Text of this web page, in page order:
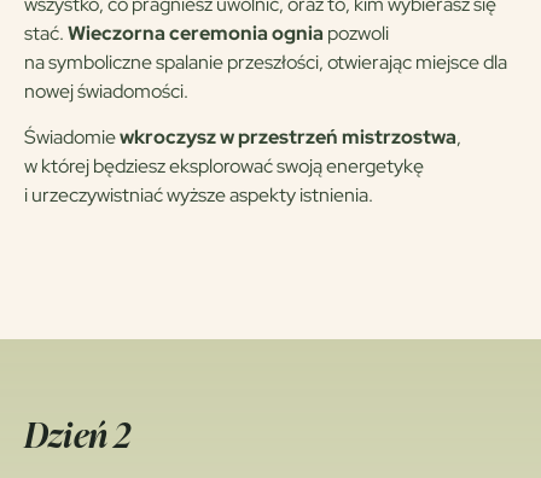
stać.Wieczorna ceremonia ognia pozwoli
na symboliczne spalanie przeszłości, otwierając miejsce dla
nowej świadomości.
Świadomiewkroczysz w przestrzeń mistrzostwa,
w której będziesz eksplorować swoją energetykę
i urzeczywistniać wyższe aspekty istnienia.
Dzień 2